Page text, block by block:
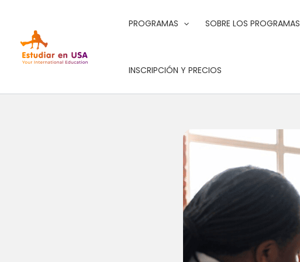
contenido
PROGRAMAS SOBRE LOS PROGRAMAS
INSCRIPCIÓN Y PRECIOS